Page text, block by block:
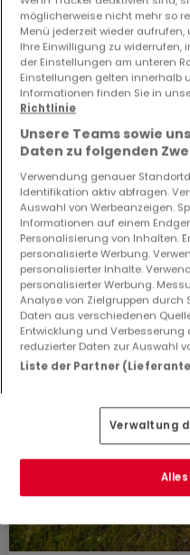
Bitte ändern Sie Ihre
es
Ähnliche
Sie haben keine
interessieren?
könnten Sie
möglicherweise nicht mehr so
Menü jederzeit wieder
Ihre Einwilligung zu widerrufen,
der Einstellungen am unteren
Einstellungen gelten innerhalb
Informationen finden Sie in
Richtlinie
Unsere Teams sowie
Daten zu folgenden
Verwendung genauer
Identifikation aktiv abfragen.
Auswahl von Werbeanzeigen.
Informationen auf einem
Personalisierung von Inhalten.
personalisierte Werbung.
personalisierter Inhalte.
personalisierter Werbung.
Analyse von Zielgruppen durch
Daten aus verschiedenen
Entwicklung und Verbesserung
reduzierter Daten zur Auswahl
Liste der Partner
Verwaltung